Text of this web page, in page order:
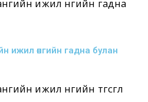
ижил өнгийн гадна булан